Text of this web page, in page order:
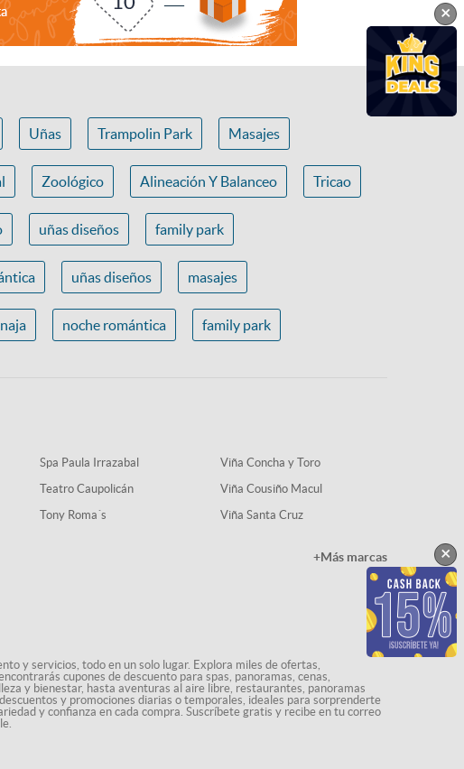
Uñas Trampolin Park Masajes
Zoológico Alineación Y Balanceo Tricao
uñas diseños family park
uñas diseños masajes
noche romántica family park
Spa Paula Irrazabal
Teatro Caupolicán
Tony Roma´s
Viña Concha y Toro
Viña Cousiño Macul
Viña Santa Cruz
+Más marcas
y servicios, todo en un solo lugar. Explora miles de ofertas,
cupones de descuento para spas, panoramas, cenas,
y bienestar, hasta aventuras al aire libre, restaurantes, panoramas
y promociones diarias o temporales, ideales para sorprenderte
y confianza en cada compra. Suscríbete gratis y recibe en tu correo
×
×